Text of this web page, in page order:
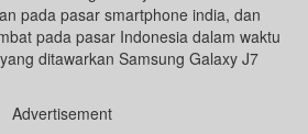
pada pasar smartphone india, dan
pada pasar Indonesia dalam waktu
ditawarkan Samsung Galaxy J7
Advertisement